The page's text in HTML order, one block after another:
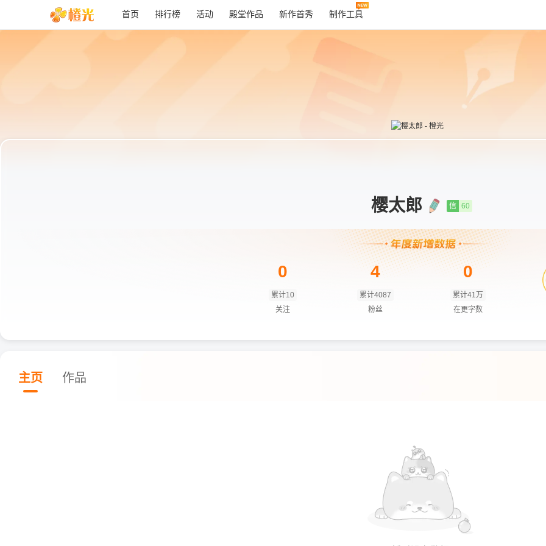
首页 排行榜 活动 殿堂作品 新作首秀 制作工具
樱太郎 信 60
0
累计10
关注
4
累计4087
粉丝
0
累计41万
在更字数
主页 作品